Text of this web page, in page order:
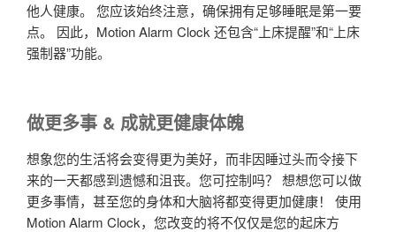
他人健康。 您应该始终注意，确保拥有足够睡眠是第一要
点。 因此，Motion Alarm Clock 还包含“上床提醒”和“上床
强制器”功能。
做更多事 & 成就更健康体魄
想象您的生活将会变得更为美好，而非因睡过头而令接下
来的一天都感到遗憾和沮丧。您可控制吗？ 想想您可以做
更多事情，甚至您的身体和大脑将都变得更加健康！ 使用
Motion Alarm Clock，您改变的将不仅仅是您的起床方